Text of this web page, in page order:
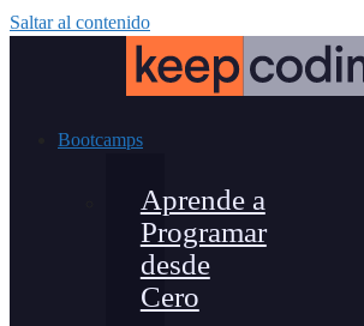
Saltar al contenido
Bootcamps
Aprende a
Programar
desde
Cero